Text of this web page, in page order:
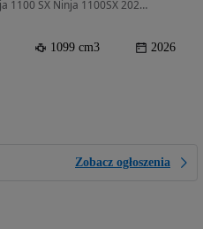
1099 cm3 • 136 KM • Kawasaki Ninja 1100 SX Ninja 1100SX 2026 KUFRY BOCZNE GRATIS
1099 cm3 2026
Zobacz ogłoszenia